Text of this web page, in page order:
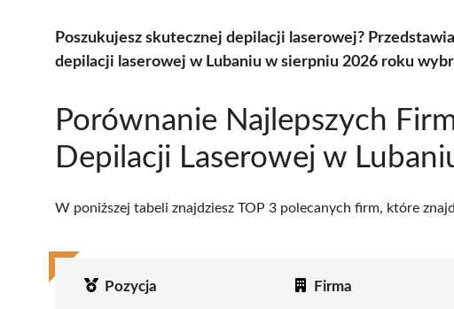
Poszukujesz skutecznej depilacji laserowej?
depilacji laserowej w Lubaniu w sierpniu 2026 roku
Porównanie Najlepszych
Depilacji Laserowej w
W poniższej tabeli znajdziesz TOP 3 polecanych firm, które
Pozycja Firma